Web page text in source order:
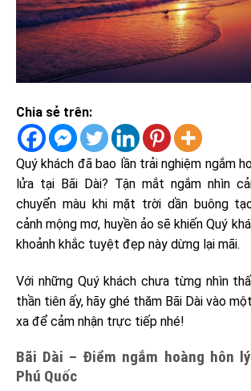
Chia sẻ trên:
Quý khách đã bao lần trải nghiệm ngắm
lửa tại Bãi Dài? Tận mắt ngắm nhìn
chuyển màu khi mặt trời dần buông
cảnh mộng mơ, huyền ảo sẽ khiến Quý
khoảnh khắc tuyệt đẹp này dừng lại mãi.
Với những Quý khách chưa từng nhìn
thần tiên ấy, hãy ghé thăm Bãi Dài vào
xa để cảm nhận trực tiếp nhé!
Bãi Dài – Điểm ngắm hoàng hôn
Phú Quốc